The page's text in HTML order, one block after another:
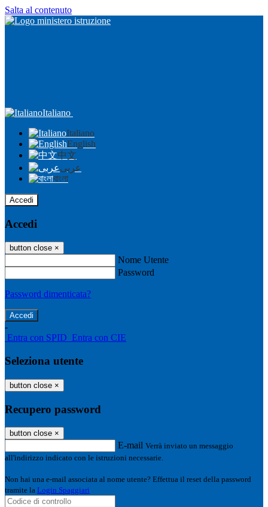
Salta al contenuto
Italiano
Italiano
English
中文
عربى
বাংলা
Accedi
Accedi
button close ×
Nome Utente
Password
Password dimenticata?
-
Entra con SPID Entra con CIE
Seleziona utente
button close ×
Recupero password
button close ×
E-mail Verrà inviato un messaggio
all'indirizzo indicato con le istruzioni necessarie.
Non hai una e-mail associata al nome utente? Effettua il reset della password
tramite la Login Spaggiari